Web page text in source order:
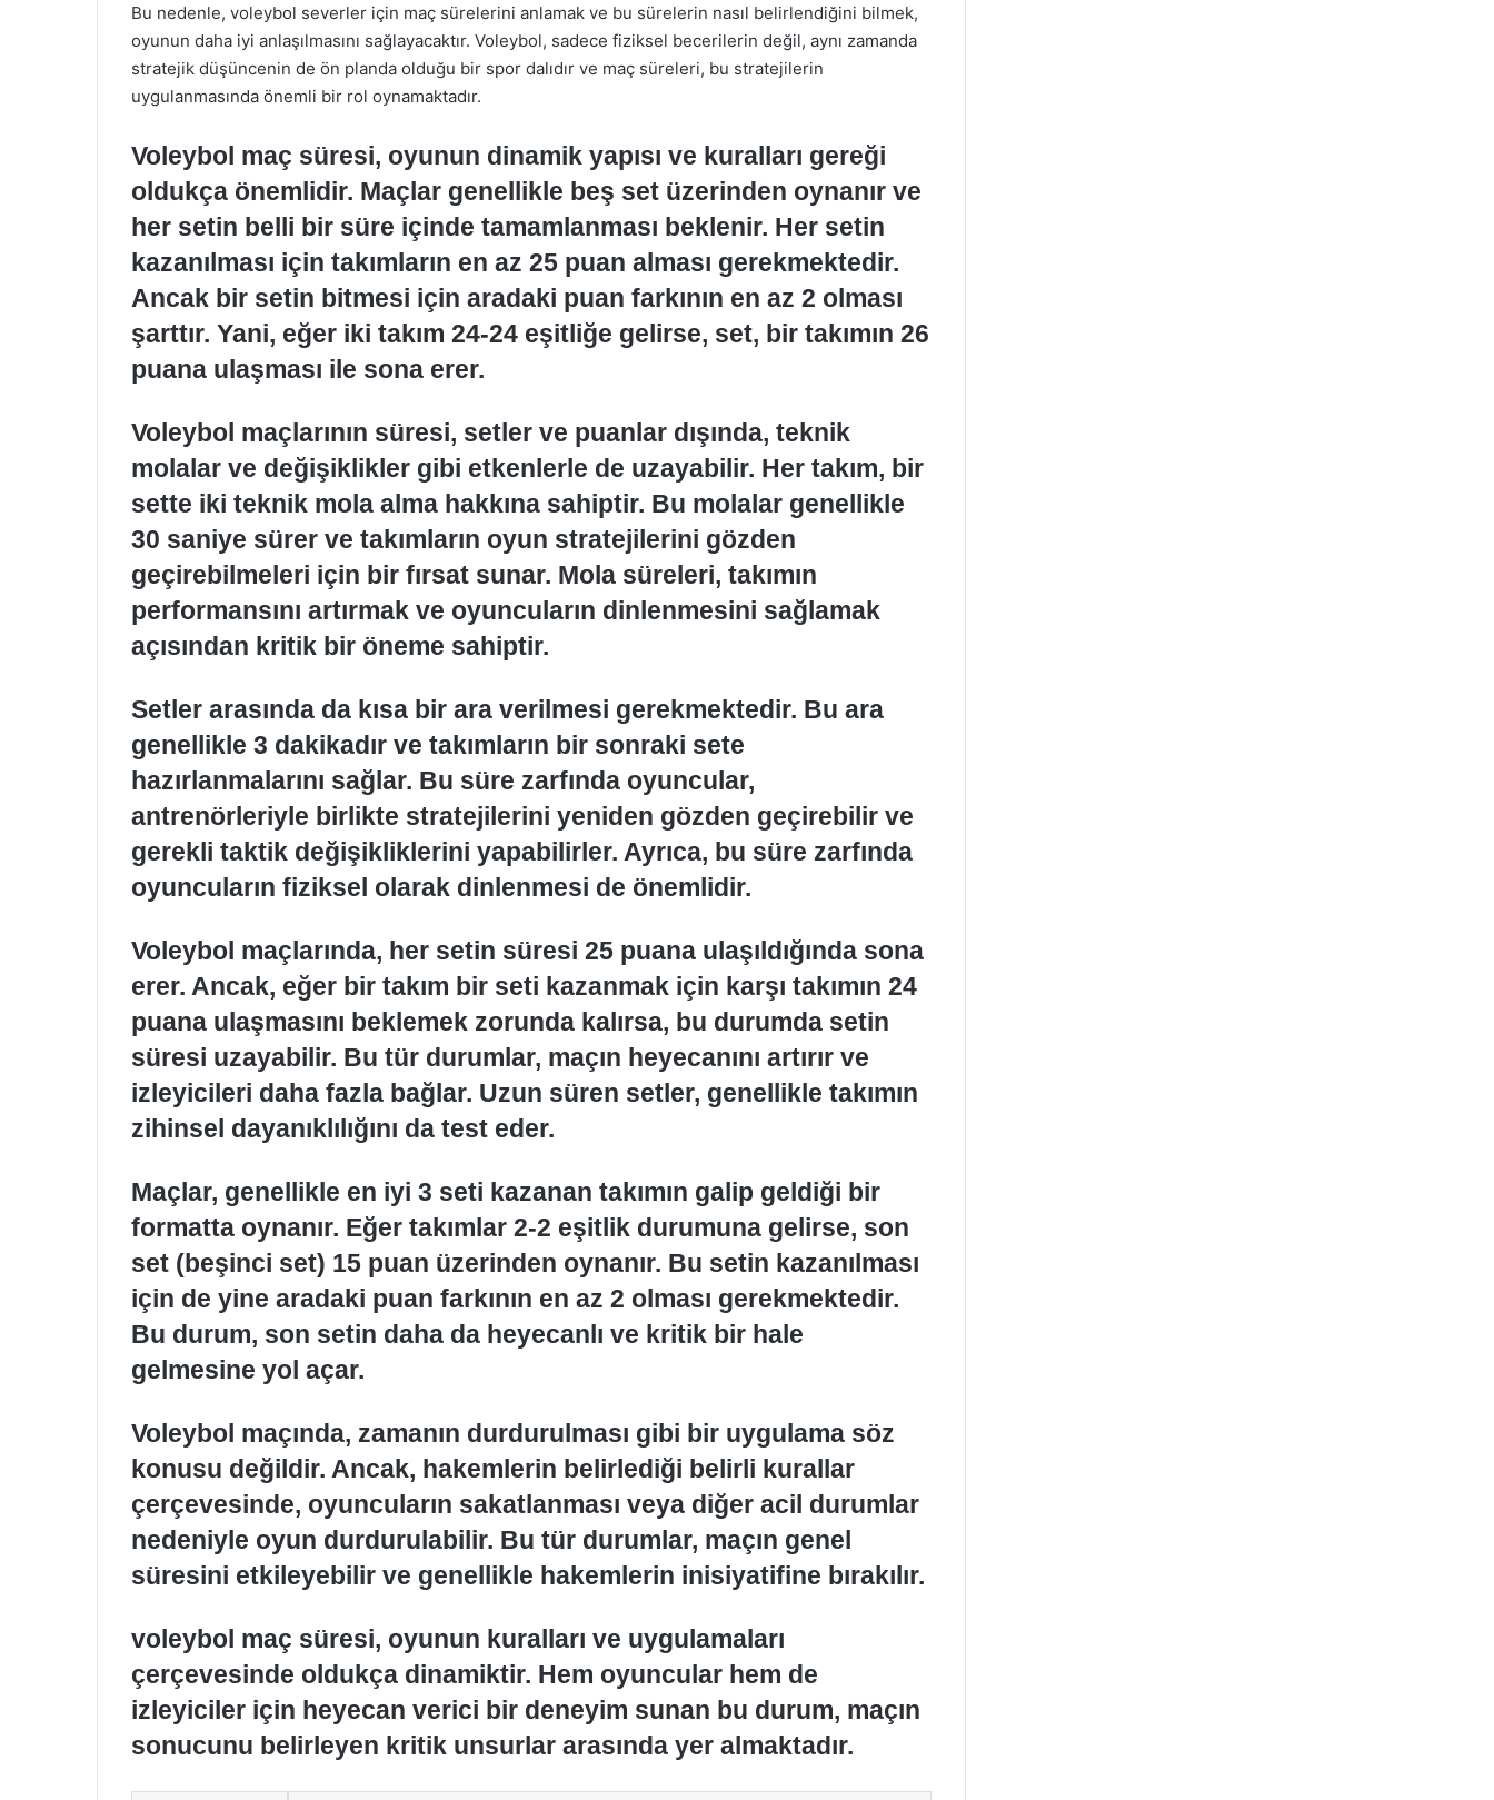
Bu nedenle, voleybol severler için maç sürelerini anlamak ve bu sürelerin nasıl belirlendiğini bilmek,
oyunun daha iyi anlaşılmasını sağlayacaktır. Voleybol, sadece fiziksel becerilerin değil, aynı zamanda
stratejik düşüncenin de ön planda olduğu bir spor dalıdır ve maç süreleri, bu stratejilerin
uygulanmasında önemli bir rol oynamaktadır.
Voleybol maç süresi, oyunun dinamik yapısı ve kuralları gereği
oldukça önemlidir. Maçlar genellikle beş set üzerinden oynanır ve
her setin belli bir süre içinde tamamlanması beklenir. Her setin
kazanılması için takımların en az 25 puan alması gerekmektedir.
Ancak bir setin bitmesi için aradaki puan farkının en az 2 olması
şarttır. Yani, eğer iki takım 24-24 eşitliğe gelirse, set, bir takımın 26
puana ulaşması ile sona erer.
Voleybol maçlarının süresi, setler ve puanlar dışında, teknik
molalar ve değişiklikler gibi etkenlerle de uzayabilir. Her takım, bir
sette iki teknik mola alma hakkına sahiptir. Bu molalar genellikle
30 saniye sürer ve takımların oyun stratejilerini gözden
geçirebilmeleri için bir fırsat sunar. Mola süreleri, takımın
performansını artırmak ve oyuncuların dinlenmesini sağlamak
açısından kritik bir öneme sahiptir.
Setler arasında da kısa bir ara verilmesi gerekmektedir. Bu ara
genellikle 3 dakikadır ve takımların bir sonraki sete
hazırlanmalarını sağlar. Bu süre zarfında oyuncular,
antrenörleriyle birlikte stratejilerini yeniden gözden geçirebilir ve
gerekli taktik değişikliklerini yapabilirler. Ayrıca, bu süre zarfında
oyuncuların fiziksel olarak dinlenmesi de önemlidir.
Voleybol maçlarında, her setin süresi 25 puana ulaşıldığında sona
erer. Ancak, eğer bir takım bir seti kazanmak için karşı takımın 24
puana ulaşmasını beklemek zorunda kalırsa, bu durumda setin
süresi uzayabilir. Bu tür durumlar, maçın heyecanını artırır ve
izleyicileri daha fazla bağlar. Uzun süren setler, genellikle takımın
zihinsel dayanıklılığını da test eder.
Maçlar, genellikle en iyi 3 seti kazanan takımın galip geldiği bir
formatta oynanır. Eğer takımlar 2-2 eşitlik durumuna gelirse, son
set (beşinci set) 15 puan üzerinden oynanır. Bu setin kazanılması
için de yine aradaki puan farkının en az 2 olması gerekmektedir.
Bu durum, son setin daha da heyecanlı ve kritik bir hale
gelmesine yol açar.
Voleybol maçında, zamanın durdurulması gibi bir uygulama söz
konusu değildir. Ancak, hakemlerin belirlediği belirli kurallar
çerçevesinde, oyuncuların sakatlanması veya diğer acil durumlar
nedeniyle oyun durdurulabilir. Bu tür durumlar, maçın genel
süresini etkileyebilir ve genellikle hakemlerin inisiyatifine bırakılır.
voleybol maç süresi, oyunun kuralları ve uygulamaları
çerçevesinde oldukça dinamiktir. Hem oyuncular hem de
izleyiciler için heyecan verici bir deneyim sunan bu durum, maçın
sonucunu belirleyen kritik unsurlar arasında yer almaktadır.